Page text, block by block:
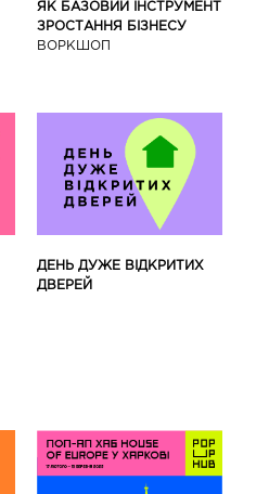
ЯК БАЗОВИЙ ІНСТРУМЕНТ
ЗРОСТАННЯ БІЗНЕСУ
ВОРКШОП
ДЕНЬ ДУЖЕ ВІДКРИТИХ
ДВЕРЕЙ